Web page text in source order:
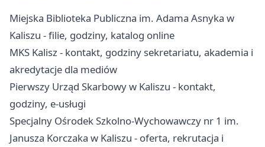
Miejska Biblioteka Publiczna im. Adama Asnyka w
Kaliszu - filie, godziny, katalog online
MKS Kalisz - kontakt, godziny sekretariatu, akademia i
akredytacje dla mediów
Pierwszy Urząd Skarbowy w Kaliszu - kontakt,
godziny, e-usługi
Specjalny Ośrodek Szkolno-Wychowawczy nr 1 im.
Janusza Korczaka w Kaliszu - oferta, rekrutacja i